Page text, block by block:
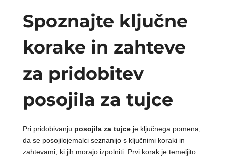
Spoznajte ključne
korake in zahteve
za pridobitev
posojila za tujce
Pri pridobivanju posojila za tujceje ključnega pomena,
da se posojilojemalci seznanijo s ključnimi koraki in
zahtevami, ki jih morajo izpolniti. Prvi korak je temeljito